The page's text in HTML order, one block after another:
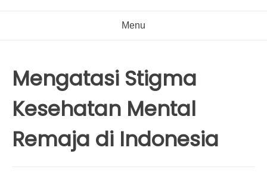
Menu
Mengatasi Stigma
Kesehatan Mental
Remaja di Indonesia